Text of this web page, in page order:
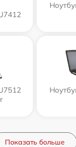
Показать больше